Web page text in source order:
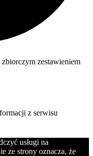
zestawieniem
z serwisu
usługi na
ze strony oznacza, że